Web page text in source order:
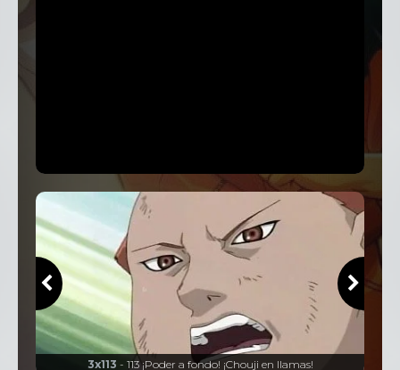
3x113 - 113 ¡Poder a fondo! ¡Chouji en llamas!